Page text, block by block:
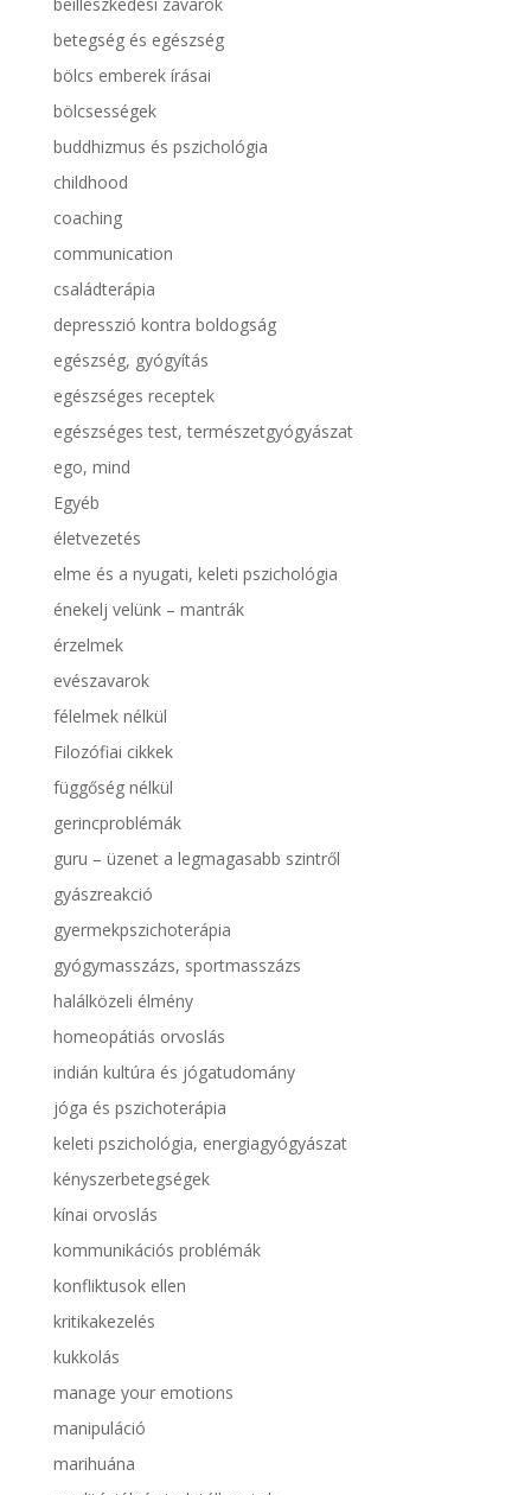
betegség és egészség
bölcs emberek írásai
bölcsességek
buddhizmus és pszichológia
childhood
coaching
communication
családterápia
depresszió kontra boldogság
egészség, gyógyítás
egészséges receptek
egészséges test, természetgyógyászat
ego, mind
Egyéb
életvezetés
elme és a nyugati, keleti pszichológia
énekelj velünk – mantrák
érzelmek
evészavarok
félelmek nélkül
Filozófiai cikkek
függőség nélkül
gerincproblémák
guru – üzenet a legmagasabb szintről
gyászreakció
gyermekpszichoterápia
gyógymasszázs, sportmasszázs
halálközeli élmény
homeopátiás orvoslás
indián kultúra és jógatudomány
jóga és pszichoterápia
keleti pszichológia, energiagyógyászat
kényszerbetegségek
kínai orvoslás
kommunikációs problémák
konfliktusok ellen
kritikakezelés
kukkolás
manage your emotions
manipuláció
marihuána